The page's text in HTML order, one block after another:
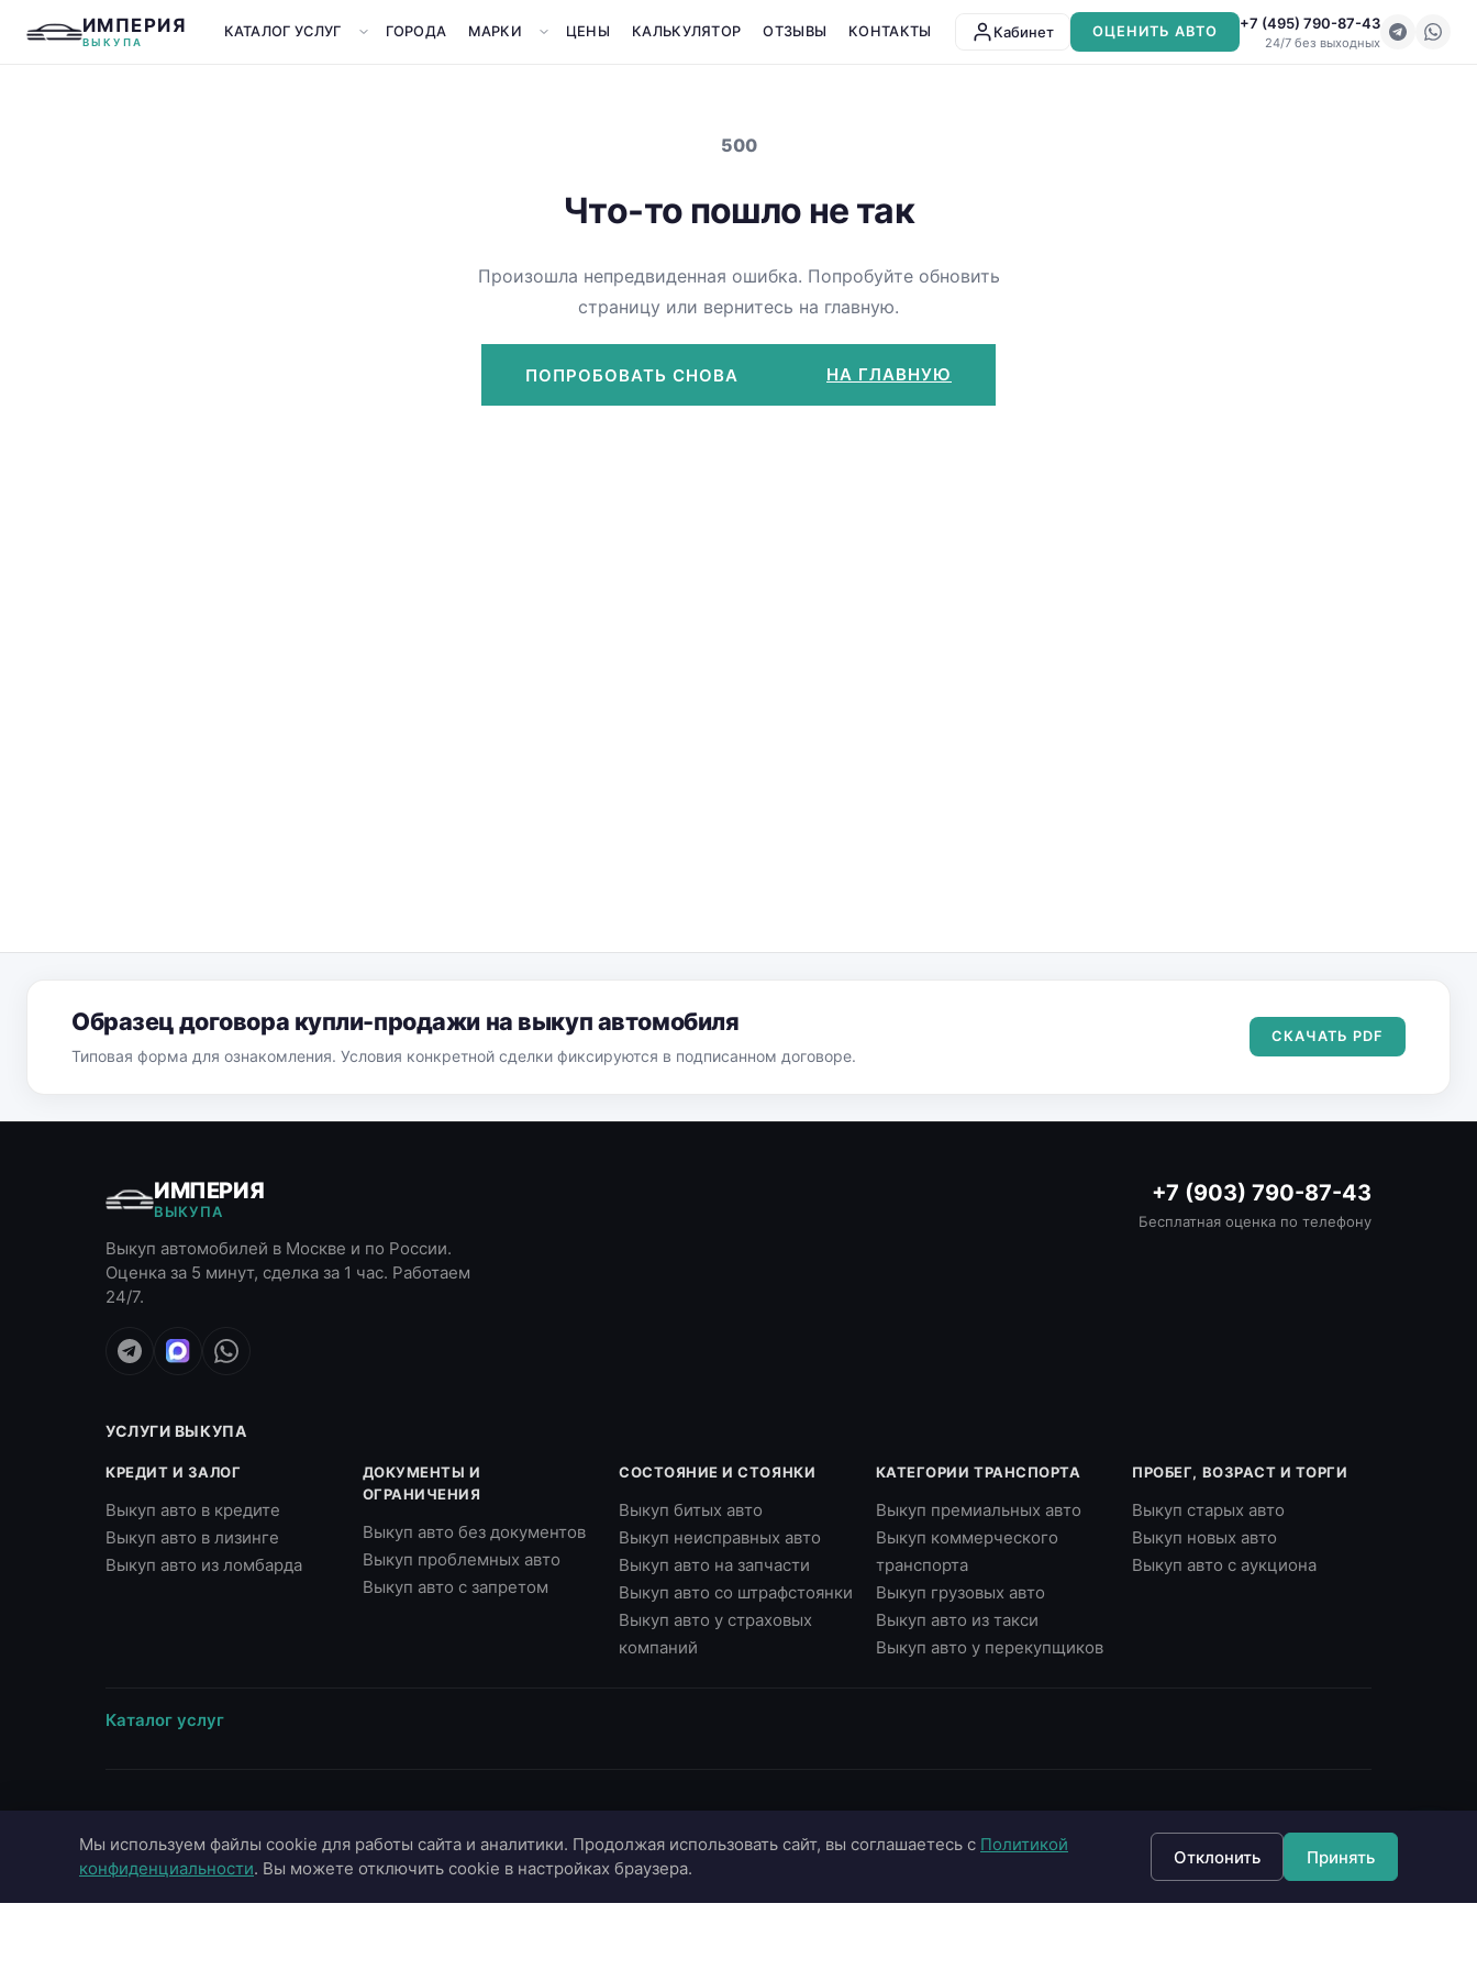
ИМПЕРИЯ
ВЫКУПА
КАТАЛОГ УСЛУГ ГОРОДА МАРКИ ЦЕНЫ КАЛЬКУЛЯТОР ОТЗЫВЫ КОНТАКТЫ Кабинет ОЦЕНИТЬ АВТО +7 (495) 790-87-43
24/7 без выходных
500
Что-то пошло не так
Произошла непредвиденная ошибка. Попробуйте обновить
страницу или вернитесь на главную.
ПОПРОБОВАТЬ СНОВА НА ГЛАВНУЮ
Образец договора купли-продажи на выкуп автомобиля
Типовая форма для ознакомления. Условия конкретной сделки фиксируются в подписанном договоре.
СКАЧАТЬ PDF
ИМПЕРИЯ
ВЫКУПА
Выкуп автомобилей в Москве и по России.
Оценка за 5 минут, сделка за 1 час. Работаем
24/7.
+7 (903) 790-87-43
Бесплатная оценка по телефону
УСЛУГИ ВЫКУПА
КРЕДИТ И ЗАЛОГ
Выкуп авто в кредите
Выкуп авто в лизинге
Выкуп авто из ломбарда
ДОКУМЕНТЫ И
ОГРАНИЧЕНИЯ
Выкуп авто без документов
Выкуп проблемных авто
Выкуп авто с запретом
СОСТОЯНИЕ И СТОЯНКИ
Выкуп битых авто
Выкуп неисправных авто
Выкуп авто на запчасти
Выкуп авто со штрафстоянки
Выкуп авто у страховых
компаний
КАТЕГОРИИ ТРАНСПОРТА
Выкуп премиальных авто
Выкуп коммерческого
транспорта
Выкуп грузовых авто
Выкуп авто из такси
Выкуп авто у перекупщиков
ПРОБЕГ, ВОЗРАСТ И ТОРГИ
Выкуп старых авто
Выкуп новых авто
Выкуп авто с аукциона
Каталог услуг
Москва
Московская область
Toyota
О компании
Портфолио
Страхование ОСАГО
+7 (495) 790-87-43
+7 (903) 790-87-43
Мы используем файлы cookie для работы сайта и аналитики. Продолжая использовать сайт, вы соглашаетесь с Политикой
конфиденциальности. Вы можете отключить cookie в настройках браузера.
Отклонить Принять